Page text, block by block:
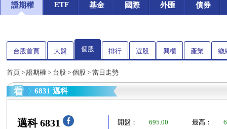
證期權 ETF 基金 國際 外匯 債券
台股首頁 大盤 個股 排行 選股 興櫃 產業 總
首頁 > 證期權 > 台股 > 個股 > 當日走勢
6831 邁科
邁科 6831 開盤： 695.00 最高：